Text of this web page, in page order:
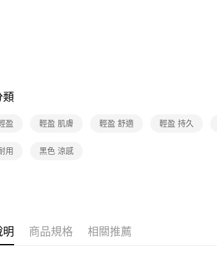
類
盈 輕盈 肌膚 輕盈 舒適 輕盈 持久
用 黑色 涼感
明 商品規格 相關推薦